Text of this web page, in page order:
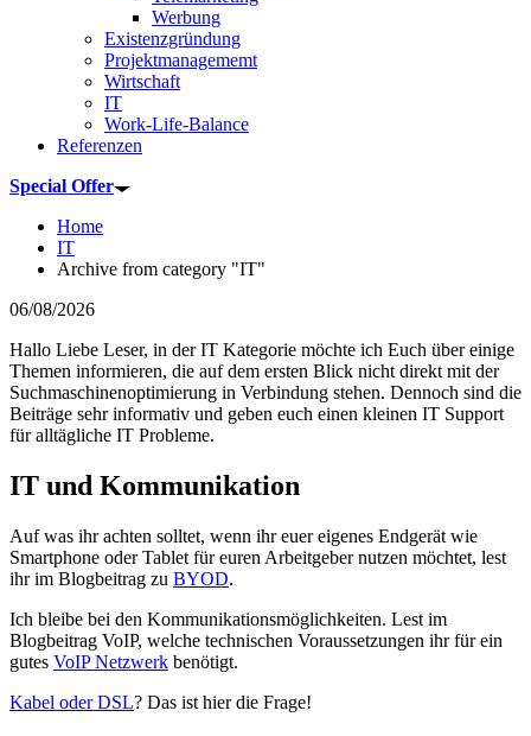
Werbung
Existenzgründung
Projektmanagememt
Wirtschaft
IT
Work-Life-Balance
Referenzen
Special Offer
Home
IT
Archive from category "IT"
06/08/2026
Hallo Liebe Leser, in der IT Kategorie möchte ich Euch über einige
Themen informieren, die auf dem ersten Blick nicht direkt mit der
Suchmaschinenoptimierung in Verbindung stehen. Dennoch sind die
Beiträge sehr informativ und geben euch einen kleinen IT Support
für alltägliche IT Probleme.
IT und Kommunikation
Auf was ihr achten solltet, wenn ihr euer eigenes Endgerät wie
Smartphone oder Tablet für euren Arbeitgeber nutzen möchtet, lest
ihr im Blogbeitrag zu BYOD.
Ich bleibe bei den Kommunikationsmöglichkeiten. Lest im
Blogbeitrag VoIP, welche technischen Voraussetzungen ihr für ein
gutes VoIP Netzwerk benötigt.
Kabel oder DSL? Das ist hier die Frage!